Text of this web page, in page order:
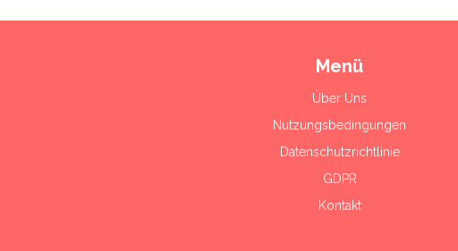
Menü
Über Uns
Nutzungsbedingungen
Datenschutzrichtlinie
GDPR
Kontakt